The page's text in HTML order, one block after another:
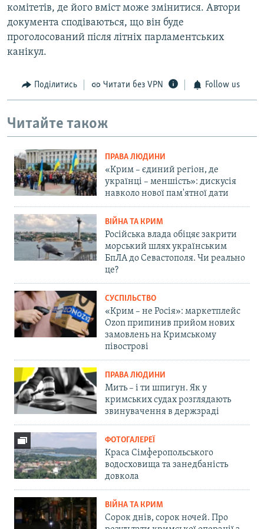
комітетів, де його вміст може змінитися. Автори
документа сподіваються, що він буде
проголосований після літніх парламентських
канікул.
Поділитись Читати без VPN Follow us
Читайте також
ПРАВА ЛЮДИНИ
«Крим – єдиний регіон, де
українці – меншість»: дискусія
навколо нової пам'ятної дати
ВІЙНА ТА КРИМ
Російська влада обіцяє закрити
морський шлях українським
БпЛА до Севастополя. Чи реально
це?
СУСПІЛЬСТВО
«Крим – не Росія»: маркетплейс
Ozon припинив прийом нових
замовлень на Кримському
півострові
ПРАВА ЛЮДИНИ
Мить – і ти шпигун. Як у
кримських судах розглядають
звинувачення в держзраді
ФОТОГАЛЕРЕЇ
Краса Сімферопольського
водосховища та занедбаність
довкола
ВІЙНА ТА КРИМ
Сорок днів, сорок ночей. Про